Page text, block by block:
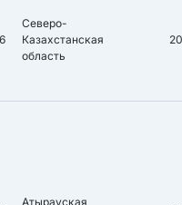
Северо-
Казахстанская
область
Атырауская